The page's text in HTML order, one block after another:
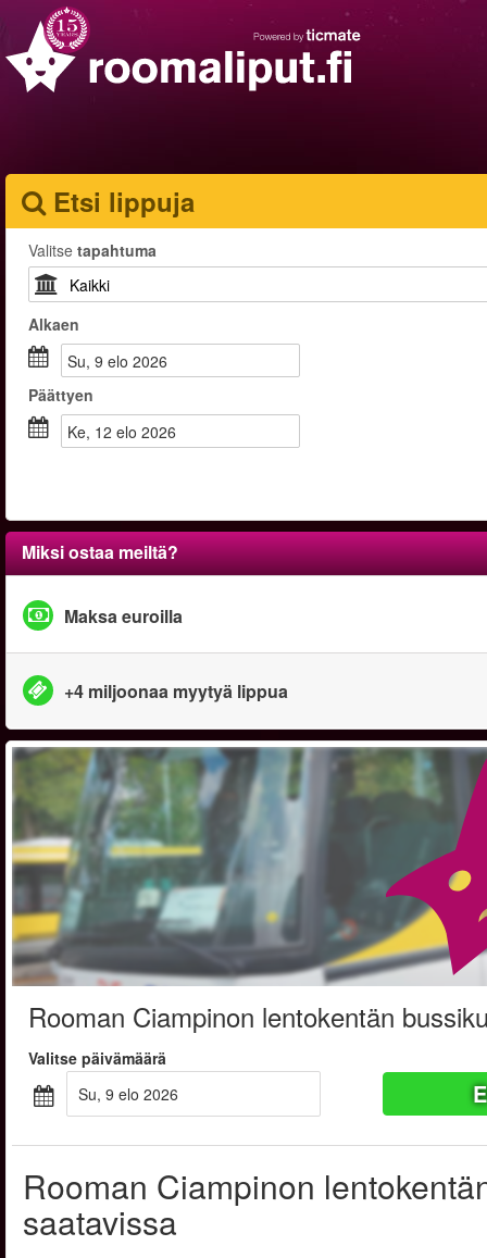
Etsi lippuja
Valitse tapahtuma
Alkaen
su, 9 elo 2026
Päättyen
ke, 12 elo 2026
Miksi ostaa meiltä?
Maksa euroilla
+4 miljoonaa myytyä lippua
Rooman Ciampinon lentokentän
Valitse päivämäärä
su, 9 elo 2026
Rooman Ciampinon
saatavissa